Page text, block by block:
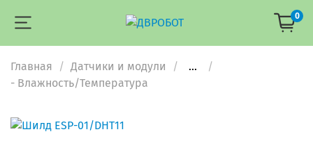
0
Главная Датчики и модули
...
- Влажность/Температура